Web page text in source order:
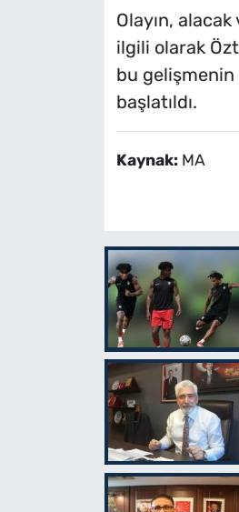
Olayın,
ilgili olarak
bu gelişmenin
başlatıldı.
Kaynak: MA